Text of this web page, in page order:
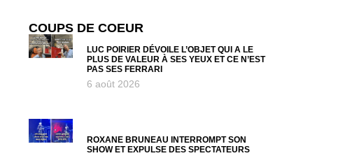
COUPS DE COEUR
LUC POIRIER DÉVOILE L’OBJET QUI A LE
PLUS DE VALEUR À SES YEUX ET CE N’EST
PAS SES FERRARI
6 août 2026
ROXANE BRUNEAU INTERROMPT SON
SHOW ET EXPULSE DES SPECTATEURS